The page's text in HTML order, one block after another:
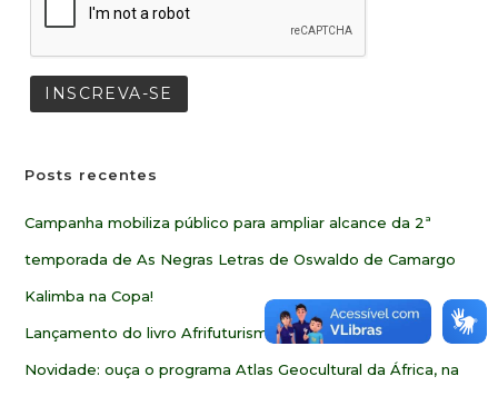
Posts recentes
Campanha mobiliza público para ampliar alcance da 2ª
temporada de As Negras Letras de Oswaldo de Camargo
Kalimba na Copa!
Lançamento do livro Afrifuturismo e Afriotimismo
Novidade: ouça o programa Atlas Geocultural da África, na